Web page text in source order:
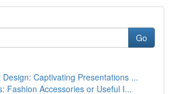
Go
Design: Captivating Presentations ...
Fashion Accessories or Useful I...